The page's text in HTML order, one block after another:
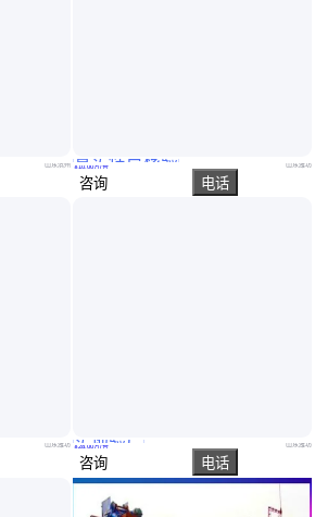
大 山东滨州
山东潍坊
小型水下除草船船体稳定 动力强劲 承载力简单 处理量大
真实性已核验
￥10 .00万/台 山东潍坊
咨询 电话
割草船 清淤能力好 施工运行成本较低 海鼎制造
实地验厂
￥28.00万/台 山东潍坊
咨询 电话